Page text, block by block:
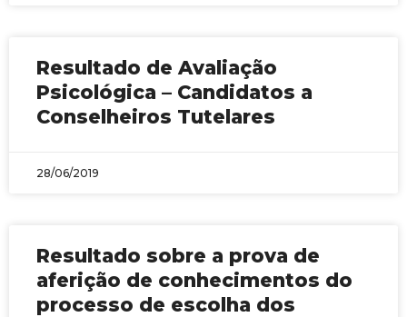
Resultado de Avaliação
Psicológica – Candidatos a
Conselheiros Tutelares
28/06/2019
Resultado sobre a prova de
aferição de conhecimentos do
processo de escolha dos